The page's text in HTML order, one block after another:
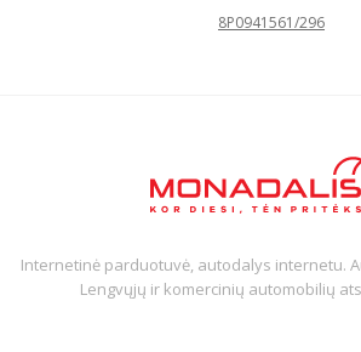
8P0941561/296
Internetinė parduotuvė, autodalys internetu.
Lengvųjų ir komercinių automobilių